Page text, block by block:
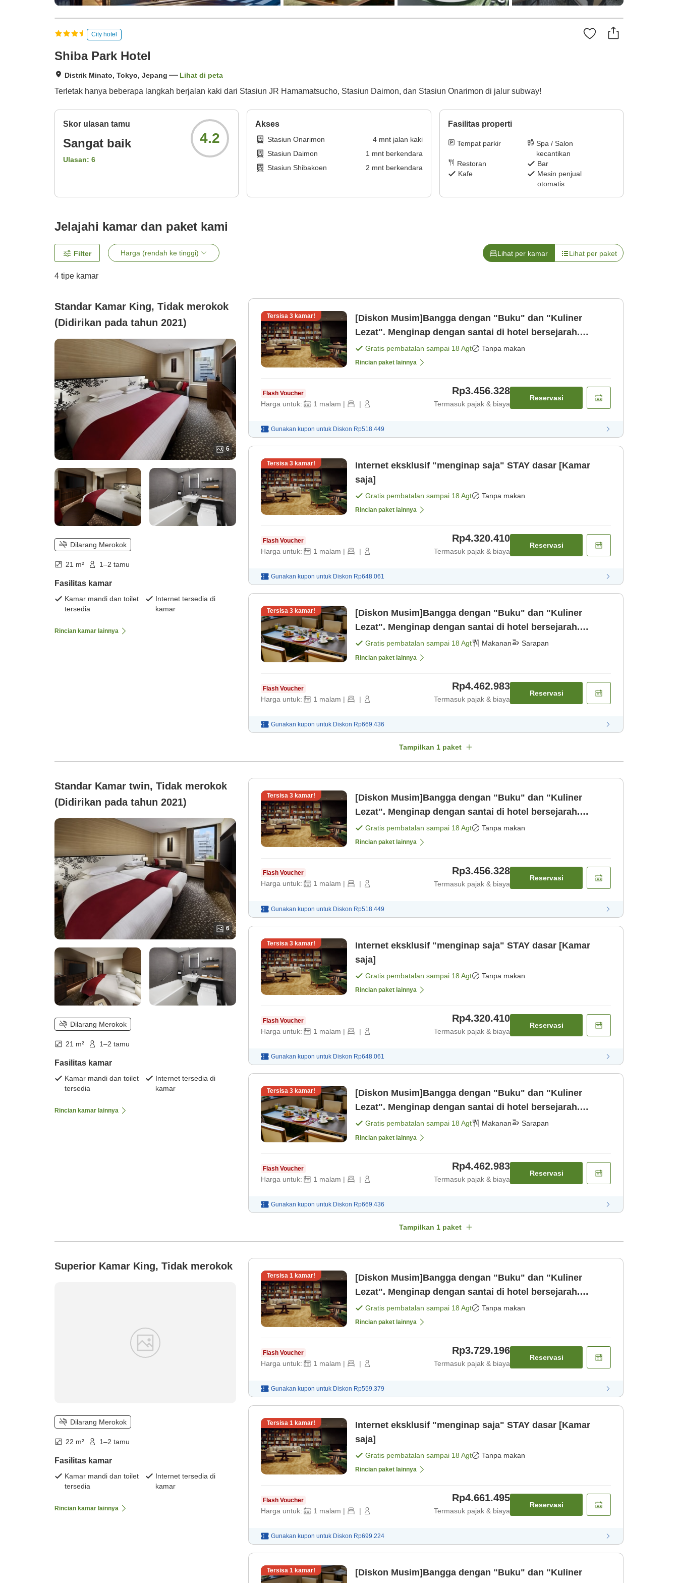
City hotel
Shiba Park Hotel
Distrik Minato, Tokyo, Jepang Lihat di peta
Terletak hanya beberapa langkah berjalan kaki dari Stasiun JR Hamamatsucho, Stasiun Daimon, dan Stasiun Onarimon di jalur subway!
Skor ulasan tamu
Sangat baik
Ulasan: 6
4.2
Akses
Stasiun Onarimon 4mnt jalan kaki
Stasiun Daimon
1 mnt berkendara
Stasiun Shibakoen
2 mnt berkendara
Fasilitas properti
Tempat parkir
Spa / Salon
kecantikan
Restoran
Bar
Kafe
Mesin penjual
otomatis
Jelajahi kamar dan paket kami
Filter Harga (rendah ke tinggi) Lihat per kamar Lihat per paket
4 tipe kamar
Standar Kamar King, Tidak merokok
(Didirikan pada tahun 2021)
6
Dilarang Merokok
21 m² 1–2 tamu
Fasilitas kamar
Kamar mandi dan toilet
tersedia
Internet tersedia di
kamar
Rincian kamar lainnya
Tersisa 3 kamar!
[Diskon Musim]Bangga dengan "Buku" dan "Kuliner
Lezat". Menginap dengan santai di hotel bersejarah.
(hanya kamar) [Kamar saja]
Gratis pembatalan sampai 18 Agt Tanpa makan
Rincian paket lainnya
Flash Voucher
Harga untuk: 1 malam | |
Rp3.456.328
Termasuk pajak & biaya
Reservasi
Gunakan kupon untuk Diskon Rp518.449
Tersisa 3 kamar!
Internet eksklusif "menginap saja" STAY dasar [Kamar
saja]
Gratis pembatalan sampai 18 Agt Tanpa makan
Rincian paket lainnya
Flash Voucher
Harga untuk: 1 malam | |
Rp4.320.410
Termasuk pajak & biaya
Reservasi
Gunakan kupon untuk Diskon Rp648.061
Tersisa 3 kamar!
[Diskon Musim]Bangga dengan "Buku" dan "Kuliner
Lezat". Menginap dengan santai di hotel bersejarah.
(Termasuk sarapan) [Sarapan]
Gratis pembatalan sampai 18 Agt Makanan Sarapan
Rincian paket lainnya
Flash Voucher
Harga untuk: 1 malam | |
Rp4.462.983
Termasuk pajak & biaya
Reservasi
Gunakan kupon untuk Diskon Rp669.436
Tampilkan 1 paket
Standar Kamar twin, Tidak merokok
(Didirikan pada tahun 2021)
6
Dilarang Merokok
21 m² 1–2 tamu
Fasilitas kamar
Kamar mandi dan toilet
tersedia
Internet tersedia di
kamar
Rincian kamar lainnya
Tersisa 3 kamar!
[Diskon Musim]Bangga dengan "Buku" dan "Kuliner
Lezat". Menginap dengan santai di hotel bersejarah.
(hanya kamar) [Kamar saja]
Gratis pembatalan sampai 18 Agt Tanpa makan
Rincian paket lainnya
Flash Voucher
Harga untuk: 1 malam | |
Rp3.456.328
Termasuk pajak & biaya
Reservasi
Gunakan kupon untuk Diskon Rp518.449
Tersisa 3 kamar!
Internet eksklusif "menginap saja" STAY dasar [Kamar
saja]
Gratis pembatalan sampai 18 Agt Tanpa makan
Rincian paket lainnya
Flash Voucher
Harga untuk: 1 malam | |
Rp4.320.410
Termasuk pajak & biaya
Reservasi
Gunakan kupon untuk Diskon Rp648.061
Tersisa 3 kamar!
[Diskon Musim]Bangga dengan "Buku" dan "Kuliner
Lezat". Menginap dengan santai di hotel bersejarah.
(Termasuk sarapan) [Sarapan]
Gratis pembatalan sampai 18 Agt Makanan Sarapan
Rincian paket lainnya
Flash Voucher
Harga untuk: 1 malam | |
Rp4.462.983
Termasuk pajak & biaya
Reservasi
Gunakan kupon untuk Diskon Rp669.436
Tampilkan 1 paket
Superior Kamar King, Tidak merokok
Dilarang Merokok
22 m² 1–2 tamu
Fasilitas kamar
Kamar mandi dan toilet
tersedia
Internet tersedia di
kamar
Rincian kamar lainnya
Tersisa 1 kamar!
[Diskon Musim]Bangga dengan "Buku" dan "Kuliner
Lezat". Menginap dengan santai di hotel bersejarah.
(hanya kamar) [Kamar saja]
Gratis pembatalan sampai 18 Agt Tanpa makan
Rincian paket lainnya
Flash Voucher
Harga untuk: 1 malam | |
Rp3.729.196
Termasuk pajak & biaya
Reservasi
Gunakan kupon untuk Diskon Rp559.379
Tersisa 1 kamar!
Internet eksklusif "menginap saja" STAY dasar [Kamar
saja]
Gratis pembatalan sampai 18 Agt Tanpa makan
Rincian paket lainnya
Flash Voucher
Harga untuk: 1 malam | |
Rp4.661.495
Termasuk pajak & biaya
Reservasi
Gunakan kupon untuk Diskon Rp699.224
Tersisa 1 kamar!
[Diskon Musim]Bangga dengan "Buku" dan "Kuliner